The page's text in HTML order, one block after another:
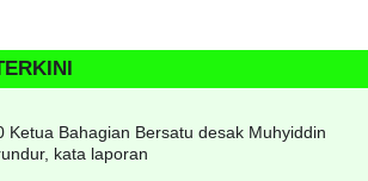
Ketua Bahagian Bersatu desak Muhyiddin
kata laporan